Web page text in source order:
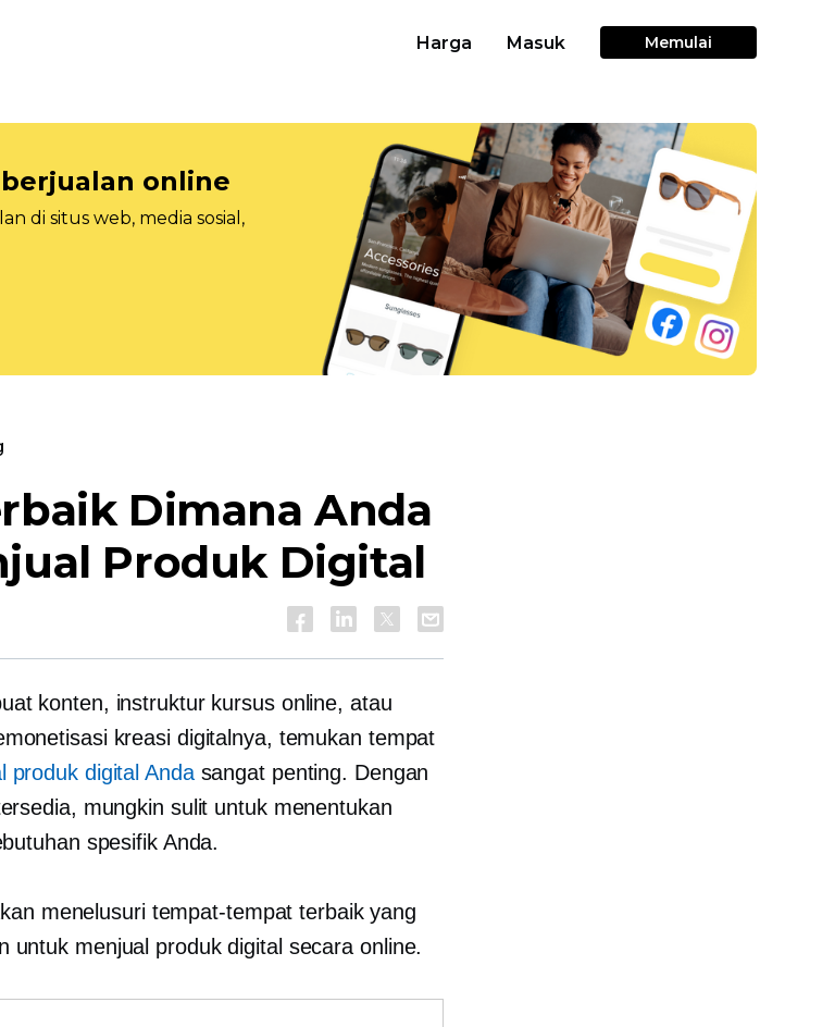
Harga Masuk Memulai
online
di situs web, media sosial,
Dimana Anda
Produk Digital
konten, instruktur kursus online, atau
kreasi digitalnya, temukan tempat
produk digital Andasangat penting. Dengan
mungkin sulit untuk menentukan
spesifik Anda.
menelusuri tempat-tempat terbaik yang
untuk menjual produk digital secara online.